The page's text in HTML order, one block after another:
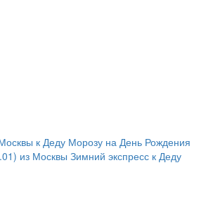
к Деду Морозу на День Рождения
из Москвы Зимний экспресс к Деду